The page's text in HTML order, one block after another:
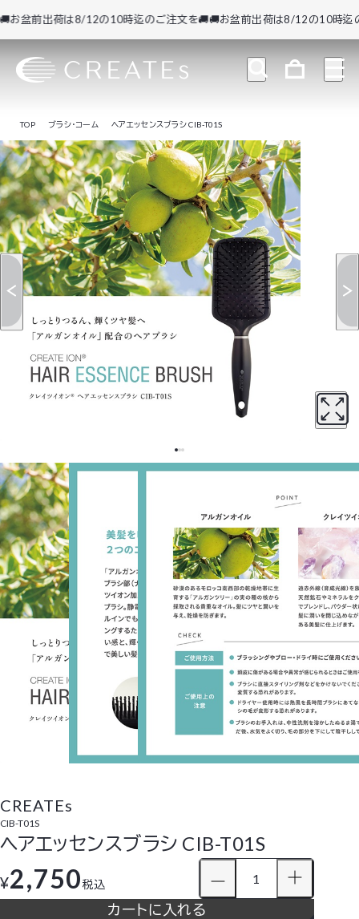
前出荷は8/12の10時迄のご注文を🚚🚚お盆前出荷は8/12の10時迄のご
TOP ブラシ・コーム ヘアエッセンスブラシ CIB-T01S
CREATEs
CIB-T01S
ヘアエッセンスブラシ CIB-T01S
¥2,750税込
カートに入れる